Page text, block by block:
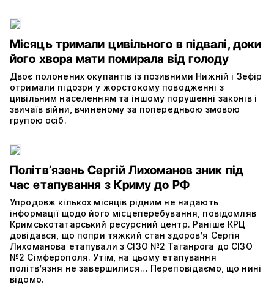
Місяць тримали цивільного в підвалі, доки
його хвора мати помирала від голоду
Двоє полонених окупантів із позивними Нижній і Зефір
отримали підозри у жорстокому поводженні з
цивільним населенням та іншому порушенні законів і
звичаїв війни, вчиненому за попередньою змовою
групою осіб.
Політвʼязень Сергій Лихоманов зник під
час етапування з Криму до РФ
Упродовж кількох місяців рідним не надають
інформації щодо його місцеперебування, повідомляв
Кримськотатарський ресурсний центр. Раніше КРЦ
довідався, що попри тяжкий стан здоров’я Сергія
Лихоманова етапували з СІЗО №2 Таганрога до СІЗО
№2 Сімферополя. Утім, на цьому етапування
політвʼязня не завершилися… Переповідаємо, що нині
відомо.